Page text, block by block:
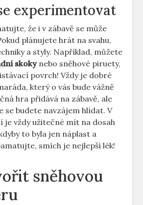
experimentovat
že i v ​zábavě se​ může⁣
plánujete ‌hrát na svahu,
a styly. Například, můžete‌
skokynebo sněhové piruety,
povrch!⁣ Vždy je dobré
který ‍o vás ⁢bude vážně
hra přidává na zábavě, ​ale
⁤se budete navzájem hlídat. V
je vždy užitečné mít na ‍dosah
to byla jen‍ náplast a
smích‍ je nejlepší lék!
sněhovou‍